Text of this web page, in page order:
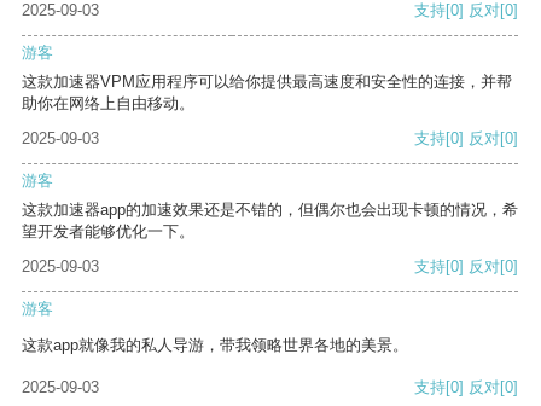
2025-09-03
支持[0] 反对[0]
游客
这款加速器VPM应用程序可以给你提供最高速度和安全性的连接，并帮
助你在网络上自由移动。
2025-09-03
支持[0] 反对[0]
游客
这款加速器app的加速效果还是不错的，但偶尔也会出现卡顿的情况，希
望开发者能够优化一下。
2025-09-03
支持[0] 反对[0]
游客
这款app就像我的私人导游，带我领略世界各地的美景。
2025-09-03 支持[0] 反对[0]